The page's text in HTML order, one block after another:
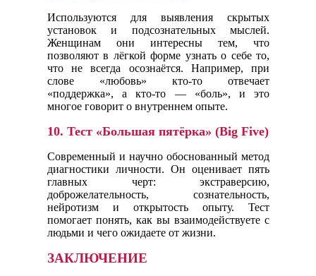
Используются для выявления скрытых
установок и подсознательных мыслей.
Женщинам они интересны тем, что
позволяют в лёгкой форме узнать о себе то,
что не всегда осознаётся. Например, при
слове «любовь» кто-то отвечает
«поддержка», а кто-то — «боль», и это
многое говорит о внутреннем опыте.
10. Тест «Большая пятёрка» (Big Five)
Современный и научно обоснованный метод
диагностики личности. Он оценивает пять
главных черт: экстраверсию,
доброжелательность, сознательность,
нейротизм и открытость опыту. Тест
помогает понять, как вы взаимодействуете с
людьми и чего ожидаете от жизни.
ЗАКЛЮЧЕНИЕ